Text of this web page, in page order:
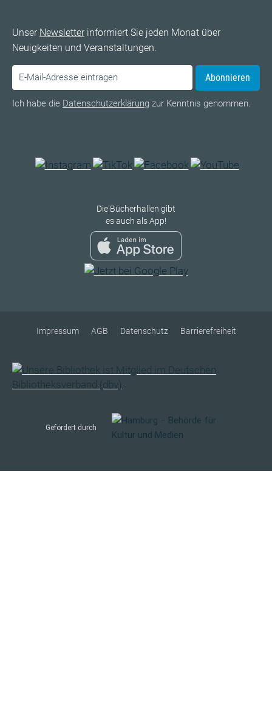
Unser Newsletterinformiert Sie jeden Monat über
Neuigkeiten und Veranstaltungen.
Abonnieren
Ich habe die Datenschutzerklärung zur Kenntnis genommen.
Die Bücherhallen gibt
es auch als App!
Impressum AGB Datenschutz Barrierefreiheit
Gefördert durch